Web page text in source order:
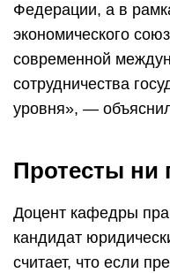
Федерации, а в
экономического
современной
сотрудничества
уровня», —
Протесты ни
Доцент кафедры
кандидат
считает, что если